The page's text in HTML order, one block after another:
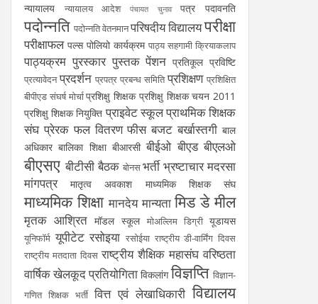
न्यायालय न्यायालय आदेश पंचायत चुनाव पत्र पदावनति
पदोन्नति पदोन्नति वेतनमानपरिषदीय विद्यालयपरीक्षा
परीक्षाफल पल्स पोलियो कार्यक्रम पाठ्य सहगामी क्रियाकलाप
पाठ्यक्रम पुरस्कार पुस्तक पेंशन प्रतिकूल प्रविष्टि
प्रत्यावेदन प्रदर्शन प्रपत्र प्रबन्ध समिति प्रशिक्षण प्रशिक्षित
बीपीएड संघर्ष मोर्चा प्रशिक्षु शिक्षक प्रशिक्षु शिक्षक चयन 2011
प्रशिक्षु शिक्षक नियुक्ति प्राइवेट स्कूलप्राथमिक शिक्षक
संघ प्रेरक फल वितरण फीस बजट बर्खास्तगी बाल
अधिकार बालिका शिक्षा बीआरसी बीईओ बीएड बीएलओ
बीएसए बीटीसी बैठक बोनस भर्ती भ्रष्टाचार मदरसा
मांगपत्र
मातृत्व अवकाश माध्यमिक शिक्षक संघ
माध्यमिक शिक्षा मानदेय मान्यता मिड डे मील
मृतक आश्रित मॉडल स्कूल मोअल्लिम डिग्री यूडायस
यूनिफॉर्म यूपीटेट रसोइया रसोईया राष्ट्रीय डी-वार्मिंग दिवस
राष्ट्रीय मतदाता दिवस राष्ट्रीय शैक्षिक महासंघ वरिष्ठता
वार्षिक खेलकूद प्रतियोगिता विकलांग विज्ञप्ति विज्ञान-
गणित शिक्षक भर्ती वित्त एवं लेखाधिकारी विद्यालय